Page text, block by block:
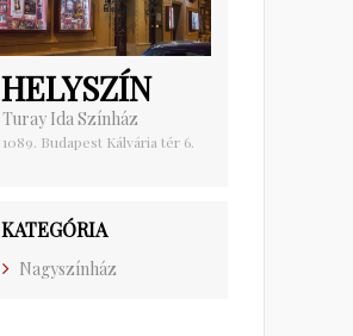
HELYSZÍN
Turay Ida Színház
1089. Budapest Kálvária tér 6.
KATEGÓRIA
Nagyszínház